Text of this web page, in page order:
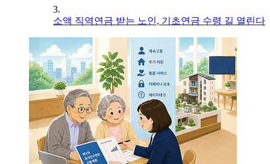
3.
소액 직역연금 받는 노인, 기초연금 수령 길 열린다